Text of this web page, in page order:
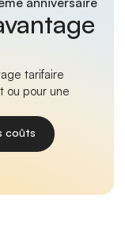
tarifaire
ou pour une
coûts